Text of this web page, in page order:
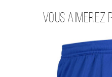
Vous aimerez